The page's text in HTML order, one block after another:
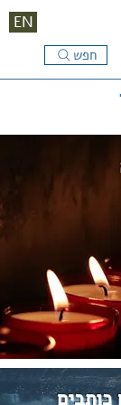
EN
חפש
כותבים